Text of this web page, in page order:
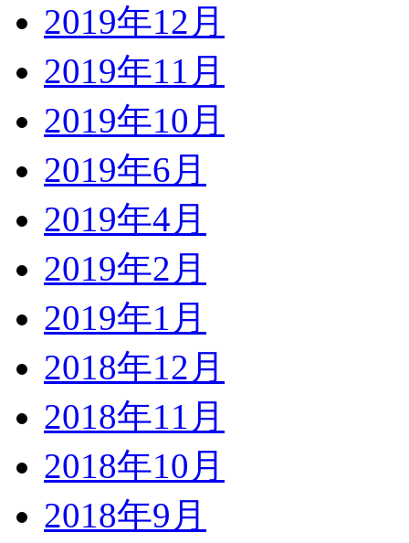
2019年12月
2019年11月
2019年10月
2019年6月
2019年4月
2019年2月
2019年1月
2018年12月
2018年11月
2018年10月
2018年9月